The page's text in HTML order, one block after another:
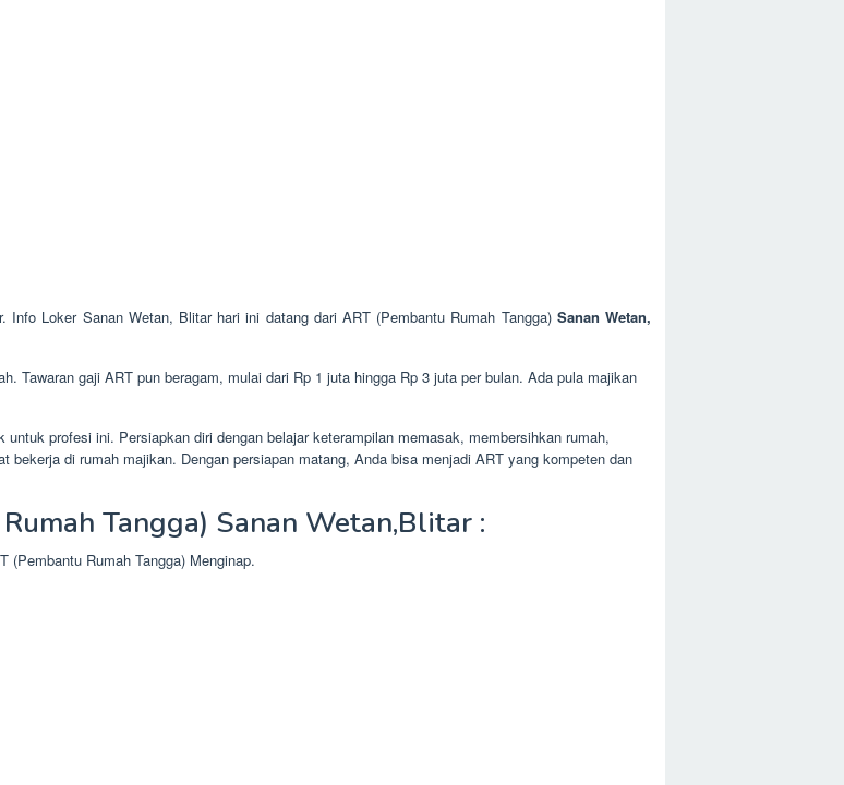
Loker Sanan Wetan, Blitar hari ini datang dari ART (Pembantu Rumah Tangga)Sanan Wetan,
Tawaran gaji ART pun beragam, mulai dari Rp 1 juta hingga Rp 3 juta per bulan. Ada pula majikan
profesi ini. Persiapkan diri dengan belajar keterampilan memasak, membersihkan rumah,
di rumah majikan. Dengan persiapan matang, Anda bisa menjadi ART yang kompeten dan
Tangga) Sanan Wetan,Blitar :
(Pembantu Rumah Tangga) Menginap.